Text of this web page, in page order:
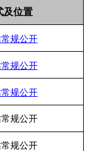
及位置
规公开
规公开
规公开
规公开
规公开